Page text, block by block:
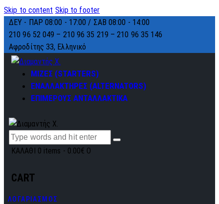
Skip to content Skip to footer
ΔΕΥ - ΠΑΡ 08:00 - 17:00 / ΣΑΒ 08:00 - 14:00
210 96 52 049 – 210 96 35 219 –210 96 35 146
Αφροδίτης 33, Ελληνικό
ΜΙΖΕΣ (STARTERS)
ΕΝΑΛΛΑΚΤΗΡΕΣ (ALTERNATORS)
ΕΠΙΜΕΡΟΥΣ ΑΝΤΑΛΛΑΚΤΙΚΑ
ΚΑΛΑΘΙ 0 items - 0.00€ 0
CART
ΛΟΓΑΡΙΑΣΜΟΣ